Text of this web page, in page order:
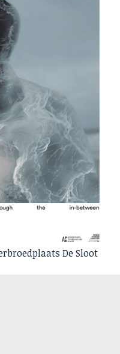
De Sloot